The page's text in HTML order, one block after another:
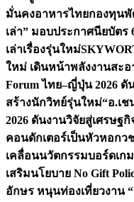
มั่นคงอาหารไทยกองทุนพั
เล่า” มอบประกาศนียบัต
เล่าเรื่องรุ่นใหม่
ใหม่ เดินหน้าพลังงานสะอ
Forum ไทย–ญี่ปุ่น 2026
สร้างนักวิทย์รุ่นใหม่“อ.เช
2026 ดันงานวิจัยสู่เศรษฐกิ
คอนดักเตอร์เป็นหัวหอกว
เคลื่อนนวัตกรรมบอร์ดเก
เสริมนโยบาย No Gift
อักษร หนุนท่องเที่ยวงาน